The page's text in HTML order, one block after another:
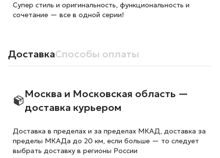
Супер стиль и оригинальность, функциональность и
сочетание — все в одной серии!
ДоставкаСпособы оплаты
Москва и Московская область —
доставка курьером
Доставка в пределах и за пределах МКАД, доставка за
пределы МКАДа до 20 км, если больше — то следует
выбрать доставку в регионы России